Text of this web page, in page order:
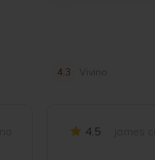
4.3 Vivino
4.5